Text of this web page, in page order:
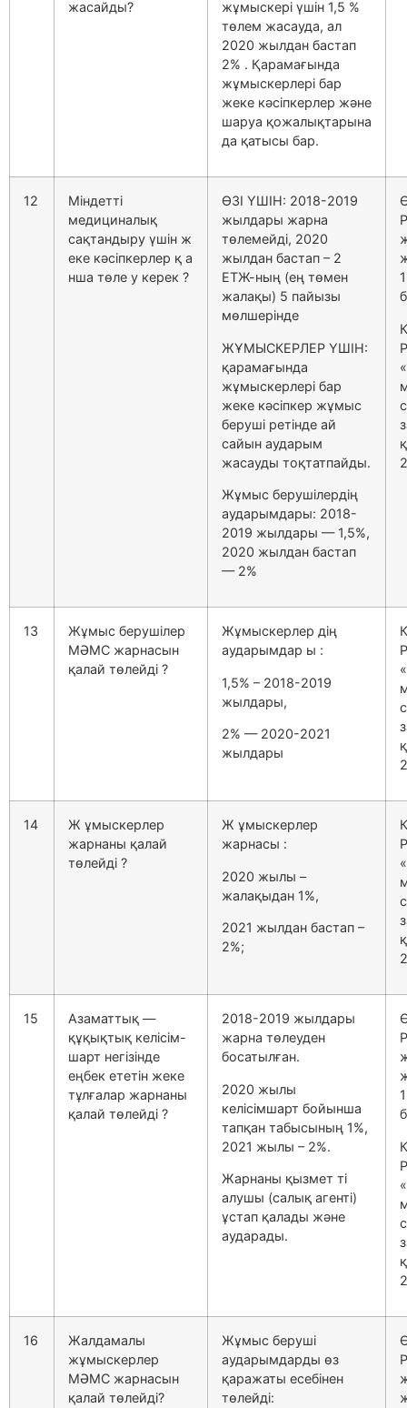
жасайды?
жұмыскері үшін 1,5 %
төлем жасауда, ал
2020 жылдан бастап
2% . Қарамағында
жұмыскерлері бар
жеке кәсіпкерлер және
шаруа қожалықтарына
да қатысы бар.
12
Міндетті
медициналық
сақтандыру үшін ж
еке кәсіпкерлер қ а
нша төле у керек ?
ӨЗІ ҮШІН: 2018-2019
жылдары жарна
төлемейді, 2020
жылдан бастап – 2
ЕТЖ-ның (ең төмен
жалақы) 5 пайызы
мөлшерінде
ЖҰМЫСКЕРЛЕР ҮШІН:
қарамағында
жұмыскерлері бар
жеке кәсіпкер жұмыс
беруші ретінде ай
сайын аударым
жасауды тоқтатпайды.
Жұмыс берушілердің
аударымдары: 2018-
2019 жылдары — 1,5%,
2020 жылдан бастап
— 2%
13
Жұмыс берушілер
МӘМС жарнасын
қалай төлейді ?
Жұмыскерлер дің
аударымдар ы :
1,5% – 2018-2019
жылдары,
2% — 2020-2021
жылдары
14
Ж ұмыскерлер
жарнаны қалай
төлейді ?
Ж ұмыскерлер
жарнасы :
2020 жылы –
жалақыдан 1%,
2021 жылдан бастап –
2%;
15
Азаматтық —
құқықтық келісім-
шарт негізінде
еңбек ететін жеке
тұлғалар жарнаны
қалай төлейді ?
2018-2019 жылдары
жарна төлеуден
босатылған.
2020 жылы
келісімшарт бойынша
тапқан табысының 1%,
2021 жылы – 2%.
Жарнаны қызмет ті
алушы (салық агенті)
ұстап қалады және
аударады.
16
Жалдамалы
жұмыскерлер
МӘМС жарнасын
қалай төлейді?
Жұмыс беруші
аударымдарды өз
қаражаты есебінен
төлейді: